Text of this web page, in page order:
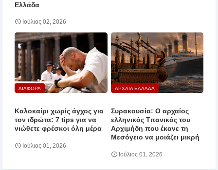
Ελλάδα
Ιούλιος 02, 2026
ΔΙΑΦΟΡΑ
Καλοκαίρι χωρίς άγχος για
τον ιδρώτα: 7 tips για να
νιώθετε φρέσκοι όλη μέρα
Ιούλιος 01, 2026
ΑΡΧΑΙΑ ΕΛΛΑΔΑ
Συρακουσία: Ο αρχαίος
ελληνικός Τιτανικός του
Αρχιμήδη που έκανε τη
Μεσόγειο να μοιάζει μικρή
Ιούλιος 01, 2026